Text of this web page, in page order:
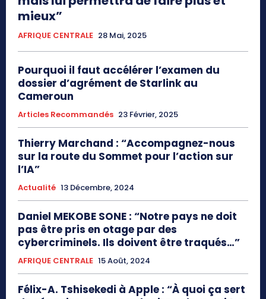
mieux”
AFRIQUE CENTRALE 28 Mai, 2025
Pourquoi il faut accélérer l’examen du
dossier d’agrément de Starlink au
Cameroun
Articles Recommandés 23 Février, 2025
Thierry Marchand : “Accompagnez-nous
sur la route du Sommet pour l’action sur
l’IA”
Actualité 13 Décembre, 2024
Daniel MEKOBE SONE : “Notre pays ne doit
pas être pris en otage par des
cybercriminels. Ils doivent être traqués…”
AFRIQUE CENTRALE 15 Août, 2024
Félix-A. Tshisekedi à Apple : “À quoi ça sert